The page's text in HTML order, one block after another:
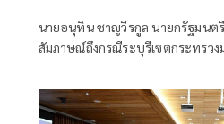
นายอนุทิน ชาญวีรกูล นายกรัฐมนต
สัมภาษณ์ถึงกรณีระบุรีเซตกระทรวง